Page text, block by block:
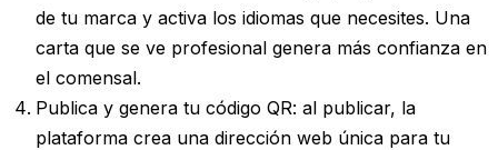
de tu marca y activa los idiomas que necesites. Una
carta que se ve profesional genera más confianza en
el comensal.
Publica y genera tu código QR: al publicar, la
plataforma crea una dirección web única para tu